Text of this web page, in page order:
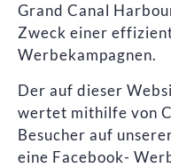
Grand Canal
Zweck einer
Werbekampagnen.
Der auf dieser
wertet mithilfe von
Besucher auf
eine Facebook-